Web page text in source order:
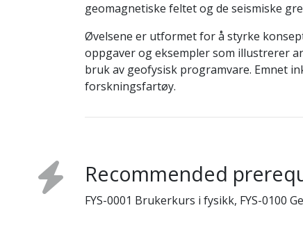
geomagnetiske feltet og de seismiske
Øvelsene er utformet for å styrke
oppgaver og eksempler som illustrerer
bruk av geofysisk programvare. Emnet
forskningsfartøy.
Recommended
FYS-0001 Brukerkurs i fysikk, FYS-0100